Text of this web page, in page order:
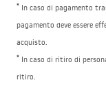
* In caso di pagamento
pagamento deve essere
acquisto.
* In caso di ritiro di
ritiro.